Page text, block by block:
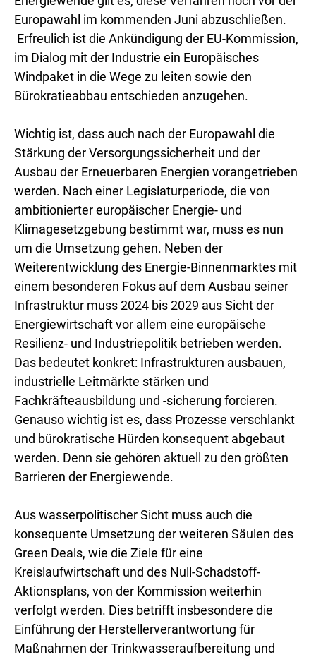
Europawahl im kommenden Juni abzuschließen.
Erfreulich ist die Ankündigung der EU-Kommission,
im Dialog mit der Industrie ein Europäisches
Windpaket in die Wege zu leiten sowie den
Bürokratieabbau entschieden anzugehen.
Wichtig ist, dass auch nach der Europawahl die
Stärkung der Versorgungssicherheit und der
Ausbau der Erneuerbaren Energien vorangetrieben
werden. Nach einer Legislaturperiode, die von
ambitionierter europäischer Energie- und
Klimagesetzgebung bestimmt war, muss es nun
um die Umsetzung gehen. Neben der
Weiterentwicklung des Energie-Binnenmarktes mit
einem besonderen Fokus auf dem Ausbau seiner
Infrastruktur muss 2024 bis 2029 aus Sicht der
Energiewirtschaft vor allem eine europäische
Resilienz- und Industriepolitik betrieben werden.
Das bedeutet konkret: Infrastrukturen ausbauen,
industrielle Leitmärkte stärken und
Fachkräfteausbildung und -sicherung forcieren.
Genauso wichtig ist es, dass Prozesse verschlankt
und bürokratische Hürden konsequent abgebaut
werden. Denn sie gehören aktuell zu den größten
Barrieren der Energiewende.
Aus wasserpolitischer Sicht muss auch die
konsequente Umsetzung der weiteren Säulen des
Green Deals, wie die Ziele für eine
Kreislaufwirtschaft und des Null-Schadstoff-
Aktionsplans, von der Kommission weiterhin
verfolgt werden. Dies betrifft insbesondere die
Einführung der Herstellerverantwortung für
Maßnahmen der Trinkwasseraufbereitung und